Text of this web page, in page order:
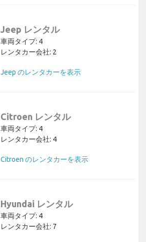
Jeep レンタル
車両タイプ: 4
レンタカー会社: 2
Jeep のレンタカーを表示
Citroen レンタル
車両タイプ: 4
レンタカー会社: 4
Citroen のレンタカーを表示
Hyundai レンタル
車両タイプ: 4
レンタカー会社: 7